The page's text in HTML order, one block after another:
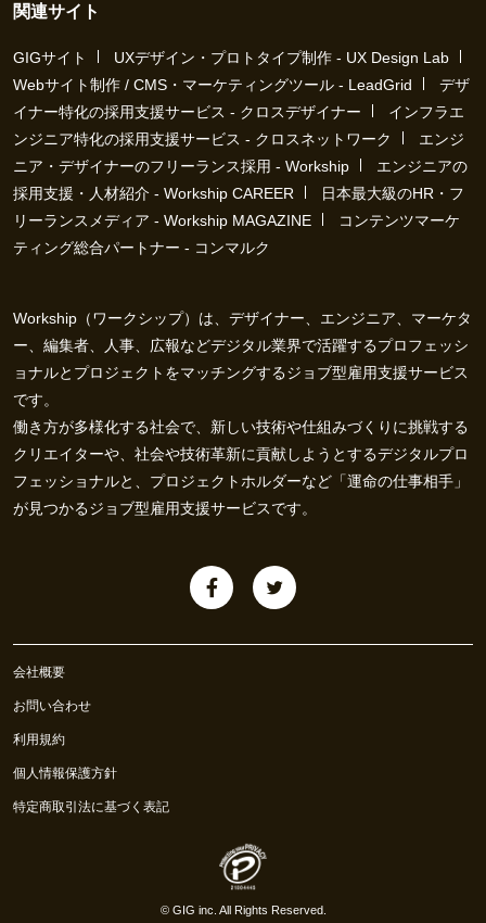
関連サイト
GIGサイト
UXデザイン・プロトタイプ制作 - UX Design Lab
Webサイト制作 / CMS・マーケティングツール - LeadGrid
デザ
イナー特化の採用支援サービス - クロスデザイナー
インフラエ
ンジニア特化の採用支援サービス - クロスネットワーク
エンジ
ニア・デザイナーのフリーランス採用 - Workship
エンジニアの
採用支援・人材紹介 - Workship CAREER
日本最大級のHR・フ
リーランスメディア - Workship MAGAZINE
コンテンツマーケ
ティング総合パートナー - コンマルク
Workship（ワークシップ）は、デザイナー、エンジニア、マーケタ
ー、編集者、人事、広報などデジタル業界で活躍するプロフェッシ
ョナルとプロジェクトをマッチングするジョブ型雇用支援サービス
です。
働き方が多様化する社会で、新しい技術や仕組みづくりに挑戦する
クリエイターや、社会や技術革新に貢献しようとするデジタルプロ
フェッショナルと、プロジェクトホルダーなど「運命の仕事相手」
が見つかるジョブ型雇用支援サービスです。
会社概要
お問い合わせ
利用規約
個人情報保護方針
特定商取引法に基づく表記
© GIG inc. All Rights Reserved.